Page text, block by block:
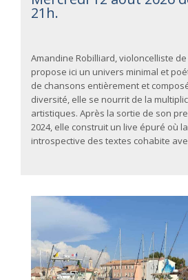
21h.
Amandine Robilliard, violoncelliste
propose ici un univers minimal et
de chansons entièrement et
diversité, elle se nourrit de la
artistiques. Après la sortie de son
2024, elle construit un live épuré où
introspective des textes cohabite